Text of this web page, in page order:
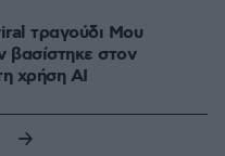
τραγούδι Μου
στον
χρήση AI